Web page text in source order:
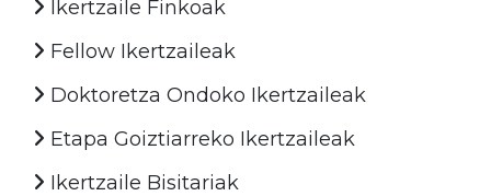
Ikertzaile Finkoak
Fellow Ikertzaileak
Doktoretza Ondoko Ikertzaileak
Etapa Goiztiarreko Ikertzaileak
Ikertzaile Bisitariak